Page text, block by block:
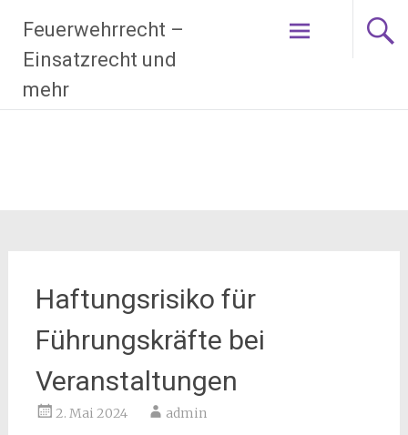
Inhalt
springen
Feuerwehrrecht –
Einsatzrecht und
mehr
Haftungsrisiko für
Führungskräfte bei
Veranstaltungen
2. Mai 2024 admin